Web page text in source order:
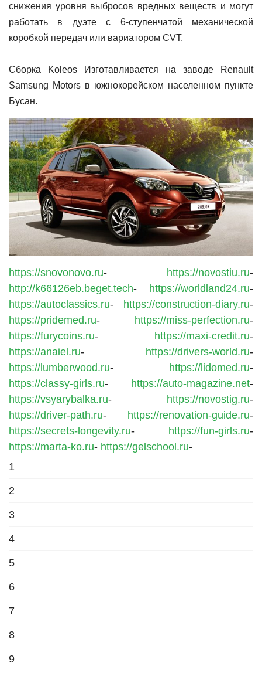
снижения уровня выбросов вредных веществ и могут
работать в дуэте с 6-ступенчатой механической
коробкой передач или вариатором CVT.
Сборка Koleos Изготавливается на заводе Renault
Samsung Motors в южнокорейском населенном пункте
Бусан.
https://snovonovo.ru- https://novostiu.ru-
http://k66126eb.beget.tech- https://worldland24.ru-
https://autoclassics.ru- https://construction-diary.ru-
https://pridemed.ru- https://miss-perfection.ru-
https://furycoins.ru- https://maxi-credit.ru-
https://anaiel.ru- https://drivers-world.ru-
https://lumberwood.ru- https://lidomed.ru-
https://classy-girls.ru- https://auto-magazine.net-
https://vsyarybalka.ru- https://novostig.ru-
https://driver-path.ru- https://renovation-guide.ru-
https://secrets-longevity.ru- https://fun-girls.ru-
https://marta-ko.ru- https://gelschool.ru-
1
2
3
4
5
6
7
8
9